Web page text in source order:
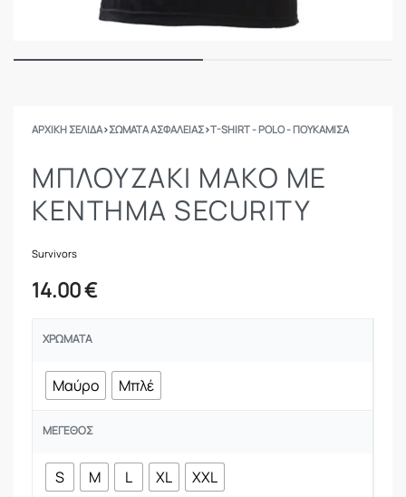
ΑΡΧΙΚΉ ΣΕΛΊΔΑ›ΣΩΜΑΤΑ ΑΣΦΑΛΕΙΑΣ›T-SHIRT - POLO - ΠΟΥΚΆΜΙΣΑ
ΜΠΛΟΥΖΆΚΙ ΜΑΚΌ ΜΕ
ΚΈΝΤΗΜΑ SECURITY
Survivors
14.00€
ΧΡΏΜΑΤΑ
Μαύρο Μπλέ
ΜΈΓΕΘΟΣ
S M L XL XXL